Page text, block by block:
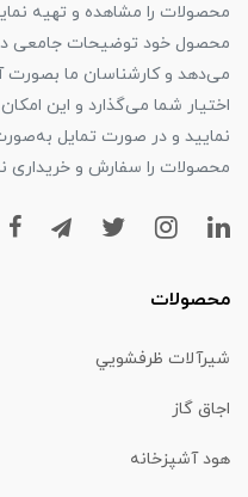
محصولات را مشاهده و تهیه
محصول خود توضیحات جامعی
می‌دهد و کارشناسان ما بصورت
اختیار شما می‌گذارد و این
نمایید و در صورت تمایل
محصولات را سفارش و خریداری
محصولات
شیرآلات ظرفشويي
اجاق گاز
هود آشپزخانه